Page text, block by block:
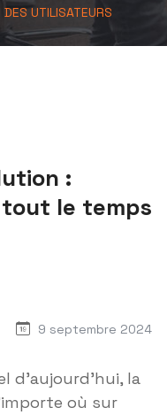
DES UTILISATEURS
:
le temps
9 septembre 2024
d’aujourd’hui, la
où sur